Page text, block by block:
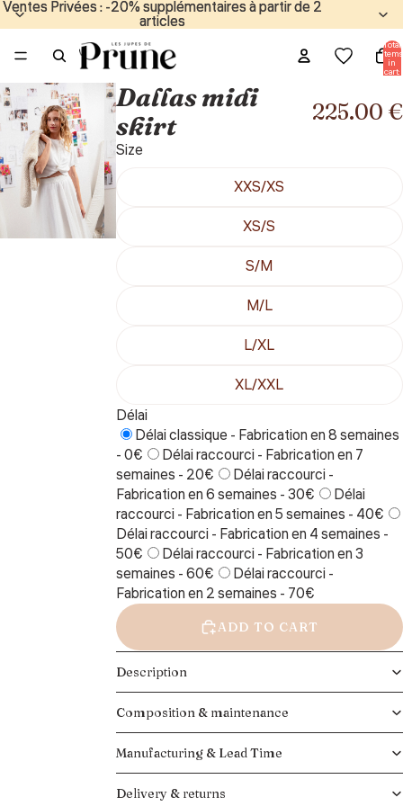
Ventes Privées : -20% supplémentaires à partir de 2
articles
Ventes Privées : -20% supplémentaires à partir de 2
articles
Total
items
in
cart:
Dallas midi
skirt
225.00 €
Size
XXS/XS
XS/S
S/M
M/L
L/XL
XL/XXL
Délai
Délai classique - Fabrication en 8 semaines
- 0€
Délai raccourci - Fabrication en 7
semaines - 20€
Délai raccourci -
Fabrication en 6 semaines - 30€
Délai
raccourci - Fabrication en 5 semaines - 40€
Délai raccourci - Fabrication en 4 semaines -
50€
Délai raccourci - Fabrication en 3
semaines - 60€
Délai raccourci -
Fabrication en 2 semaines - 70€
ADD TO CART
Description
Composition & maintenance
Manufacturing & Lead Time
Delivery & returns